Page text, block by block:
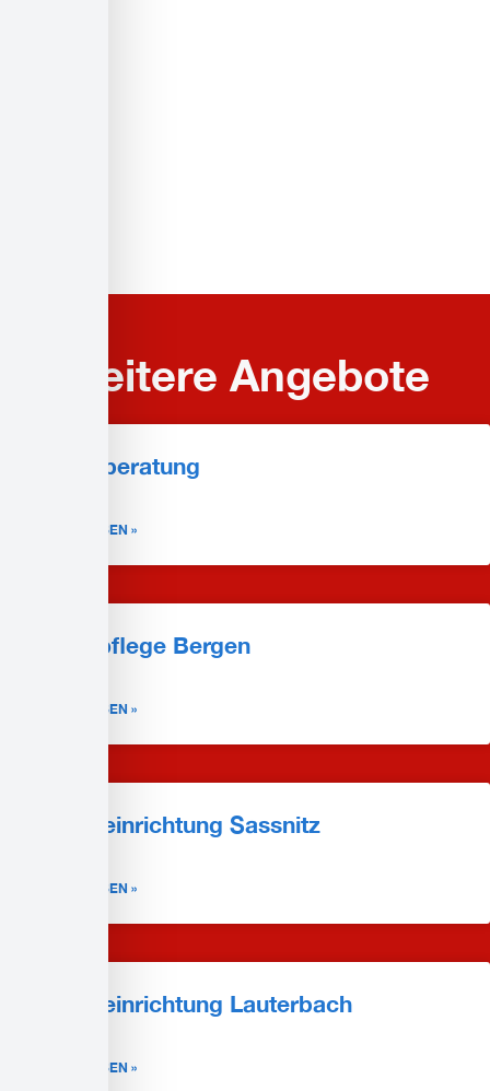
Weitere Angebote
Pflegeberatung
WEITERLESEN »
Tagespflege Bergen
WEITERLESEN »
Pflegeeinrichtung Sassnitz
WEITERLESEN »
Pflegeeinrichtung Lauterbach
WEITERLESEN »